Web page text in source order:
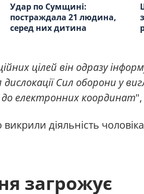
Удар по Сумщині:
постраждала 21 людина,
серед них дитина
цілей він одразу
дислокації Сил оборони у
до електронних координат
діяльність
загрожує